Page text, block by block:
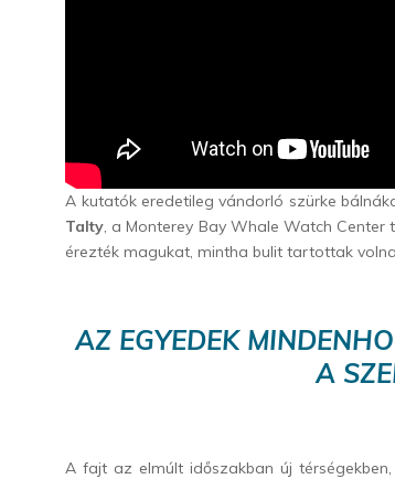
A kutatók eredetileg vándorló szürke
Talty, a Monterey Bay Whale Watch
érezték magukat, mintha bulit tartottak
AZ EGYEDEK
A
A fajt az elmúlt időszakban új